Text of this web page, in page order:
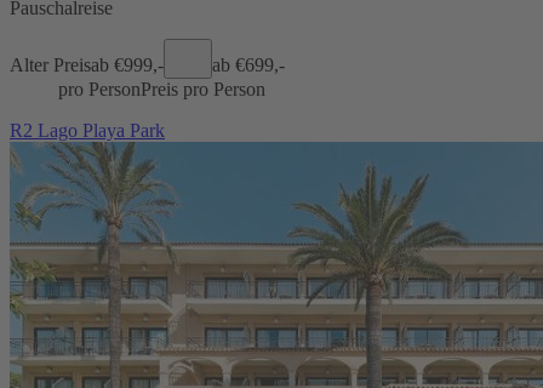
Pauschalreise
Alter Preisab €999,- ab €699,-
pro PersonPreis pro Person
R2 Lago Playa Park